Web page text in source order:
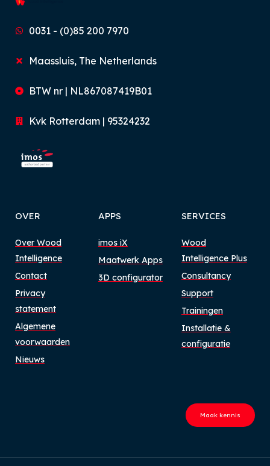
0031 - (0)85 200 7970
Maassluis, The Netherlands
BTW nr | NL867087419B01
Kvk Rotterdam | 95324232
OVER
Over Wood
Intelligence
Contact
Privacy
statement
Algemene
voorwaarden
Nieuws
APPS
imos iX
Maatwerk Apps
3D configurator
SERVICES
Wood
Intelligence Plus
Consultancy
Support
Trainingen
Installatie &
configuratie
Maak kennis